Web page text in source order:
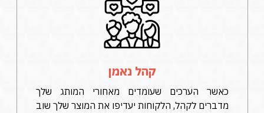
קהל נאמן
כאשר הערכים שעומדים מאחורי המותג שלך
מדברים לקהל, הלקוחות יעדיפו את המוצר שלך שוב